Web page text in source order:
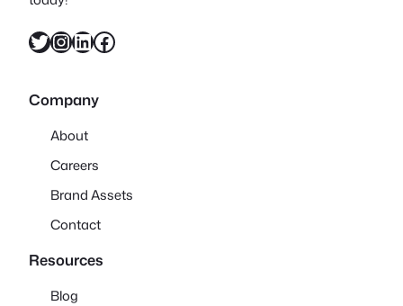
X InstagramLinkedIn Facebook
Company
About
Careers
Brand Assets
Contact
Resources
Blog